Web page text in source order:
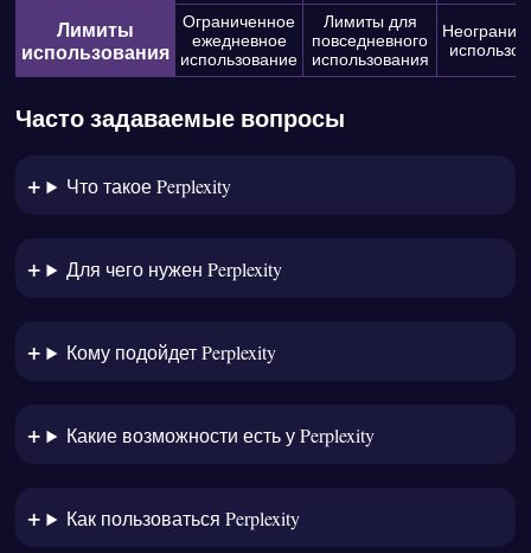
Лимиты
использования
Ограниченное
ежедневное
использование
Лимиты для
повседневного
использования
Часто задаваемые вопросы
Что такое Perplexity
Для чего нужен Perplexity
Кому подойдет Perplexity
Какие возможности есть у Perplexity
Как пользоваться Perplexity